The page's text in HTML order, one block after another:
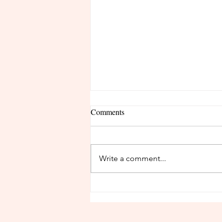
Comments
Write a comment...